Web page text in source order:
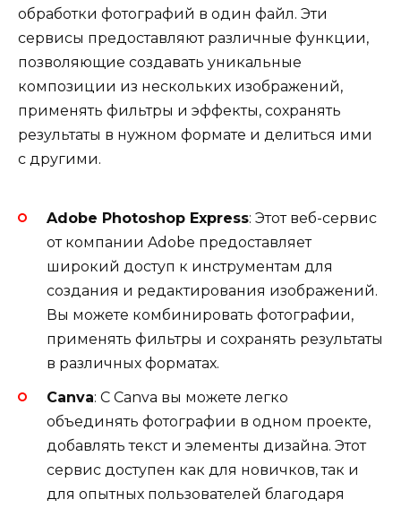
обработки фотографий в один файл. Эти
сервисы предоставляют различные функции,
позволяющие создавать уникальные
композиции из нескольких изображений,
применять фильтры и эффекты, сохранять
результаты в нужном формате и делиться ими
с другими.
Adobe Photoshop Express: Этот веб-сервис
от компании Adobe предоставляет
широкий доступ к инструментам для
создания и редактирования изображений.
Вы можете комбинировать фотографии,
применять фильтры и сохранять результаты
в различных форматах.
Canva: С Canva вы можете легко
объединять фотографии в одном проекте,
добавлять текст и элементы дизайна. Этот
сервис доступен как для новичков, так и
для опытных пользователей благодаря